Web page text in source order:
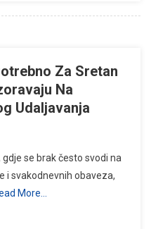
Za Sretan
Na
Udaljavanja
se brak često svodi na
i svakodnevnih obaveza,
More…